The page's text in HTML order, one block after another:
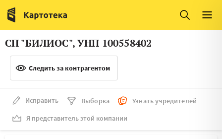
Италия
Люксембург
Литва
Нидерланды
СП "БИЛИОС", УНП 100558402
Следить за контрагентом
Исправить Выборка
Узнать учредителей
Я представитель этой компании